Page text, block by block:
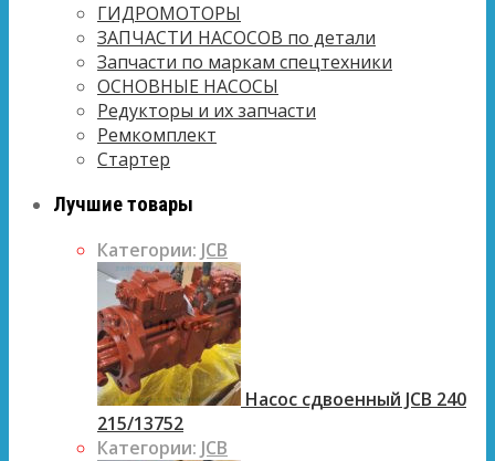
ГИДРОМОТОРЫ
ЗАПЧАСТИ НАСОСОВ по детали
Запчасти по маркам спецтехники
ОСНОВНЫЕ НАСОСЫ
Редукторы и их запчасти
Ремкомплект
Стартер
Лучшие товары
Категории: JCB
Насос сдвоенный JCB 240
215/13752
Категории: JCB